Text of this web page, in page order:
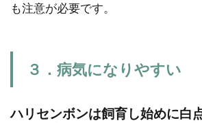
も注意が必要です。
３．病気になりやすい
ハリセンボンは飼育し始めに白